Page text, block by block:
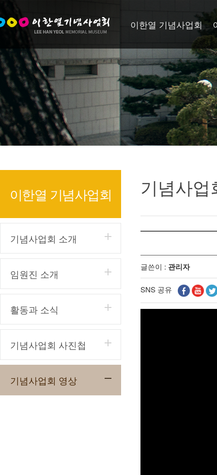
이한열 기념사업회
이한열 기념사업회
기념사업회 소개
임원진 소개
활동과 소식
기념사업회 사진첩
기념사업회 영상
기념사업
글쓴이 : 관리자
SNS 공유